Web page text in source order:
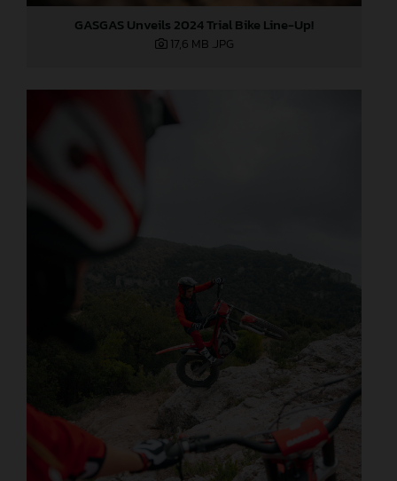
GASGAS Unveils 2024 Trial Bike Line-Up!
17,6 MB .JPG